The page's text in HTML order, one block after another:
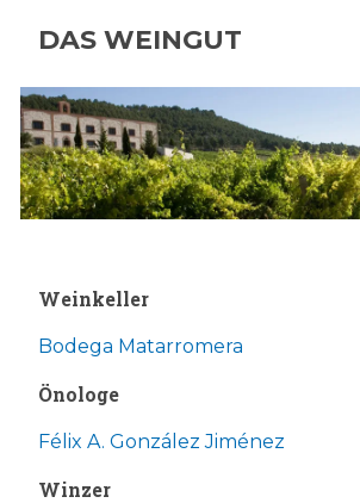
DAS WEINGUT
Weinkeller
Bodega Matarromera
Önologe
Félix A. González Jiménez
Winzer